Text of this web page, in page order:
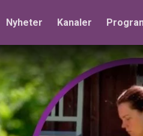
Nyheter Kanaler